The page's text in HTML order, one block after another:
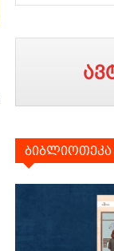
ბიბლიოთეკა